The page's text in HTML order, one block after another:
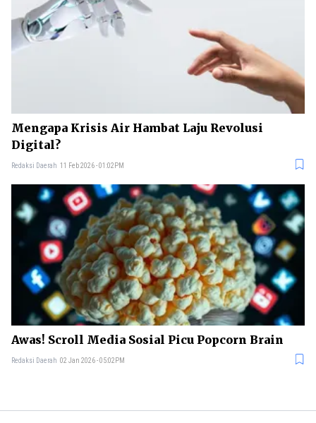
Mengapa Krisis Air Hambat Laju Revolusi
Digital?
Redaksi Daerah 11 Feb 2026 - 01:02PM
Awas! Scroll Media Sosial Picu Popcorn Brain
Redaksi Daerah 02 Jan 2026 - 05:02PM